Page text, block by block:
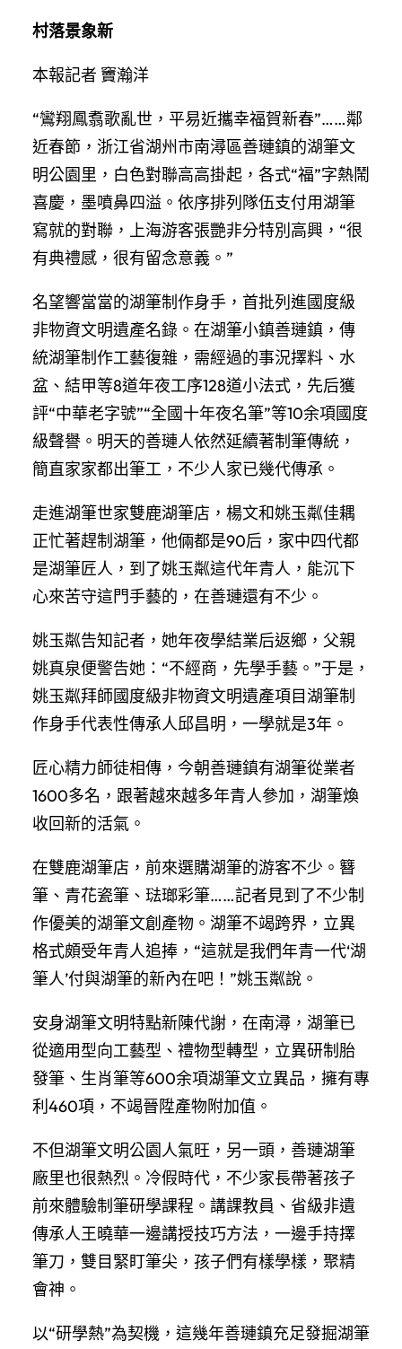
村落景象新
本報記者 竇瀚洋
“鸞翔鳳翥歌亂世，平易近攜幸福賀新春”……鄰
近春節，浙江省湖州市南潯區善璉鎮的湖筆文
明公園里，白色對聯高高掛起，各式“福”字熱鬧
喜慶，墨噴鼻四溢。依序排列隊伍支付用湖筆
寫就的對聯，上海游客張艷非分特別高興，“很
有典禮感，很有留念意義。”
名望響當當的湖筆制作身手，首批列進國度級
非物資文明遺產名錄。在湖筆小鎮善璉鎮，傳
統湖筆制作工藝復雜，需經過的事況擇料、水
盆、結甲等8道年夜工序128道小法式，先后獲
評“中華老字號”“全國十年夜名筆”等10余項國度
級聲譽。明天的善璉人依然延續著制筆傳統，
簡直家家都出筆工，不少人家已幾代傳承。
走進湖筆世家雙鹿湖筆店，楊文和姚玉粼佳耦
正忙著趕制湖筆，他倆都是90后，家中四代都
是湖筆匠人，到了姚玉粼這代年青人，能沉下
心來苦守這門手藝的，在善璉還有不少。
姚玉粼告知記者，她年夜學結業后返鄉，父親
姚真泉便警告她：“不經商，先學手藝。”于是，
姚玉粼拜師國度級非物資文明遺產項目湖筆制
作身手代表性傳承人邱昌明，一學就是3年。
匠心精力師徒相傳，今朝善璉鎮有湖筆從業者
1600多名，跟著越來越多年青人參加，湖筆煥
收回新的活氣。
在雙鹿湖筆店，前來選購湖筆的游客不少。簪
筆、青花瓷筆、琺瑯彩筆……記者見到了不少制
作優美的湖筆文創產物。湖筆不竭跨界，立異
格式頗受年青人追捧，“這就是我們年青一代‘湖
筆人’付與湖筆的新內在吧！”姚玉粼說。
安身湖筆文明特點新陳代謝，在南潯，湖筆已
從適用型向工藝型、禮物型轉型，立異研制胎
發筆、生肖筆等600余項湖筆文立異品，擁有專
利460項，不竭晉陞產物附加值。
不但湖筆文明公園人氣旺，另一頭，善璉湖筆
廠里也很熱烈。冷假時代，不少家長帶著孩子
前來體驗制筆研學課程。講課教員、省級非遺
傳承人王曉華一邊講授技巧方法，一邊手持擇
筆刀，雙目緊盯筆尖，孩子們有樣學樣，聚精
會神。
以“研學熱”為契機，這幾年善璉鎮充足發掘湖筆